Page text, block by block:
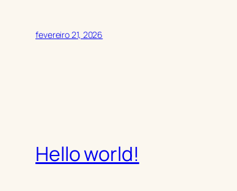
fevereiro 21, 2026
Hello world!